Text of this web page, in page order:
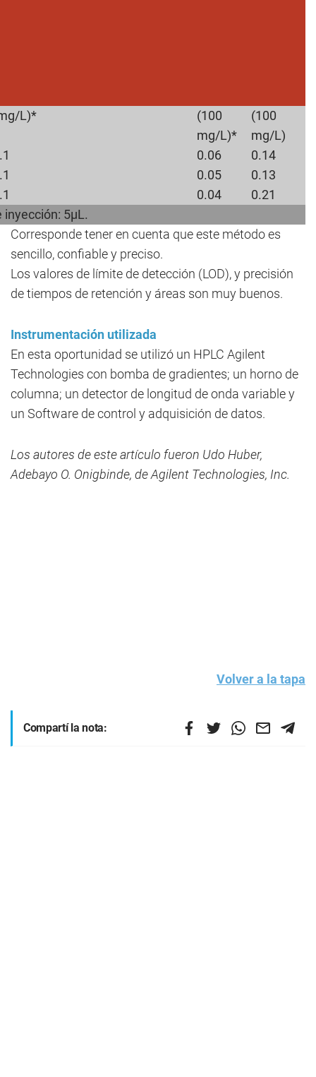
L)*
(100
mg/L)*
(100
mg/L)
0.06
0.14
0.05
0.13
0.04
0.21
inyección: 5µL.
Corresponde tener en cuenta que este método es
sencillo, confiable y preciso.
Los valores de límite de detección (LOD), y precisión
de tiempos de retención y áreas son muy buenos.
Instrumentación utilizada
En esta oportunidad se utilizó un HPLC Agilent
Technologies con bomba de gradientes; un horno de
columna; un detector de longitud de onda variable y
un Software de control y adquisición de datos.
Los autores de este artículo fueron Udo Huber,
Adebayo O. Onigbinde, de Agilent Technologies, Inc.
Volver a la tapa
Compartí la nota: